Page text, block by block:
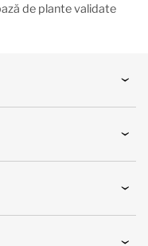
de plante validate